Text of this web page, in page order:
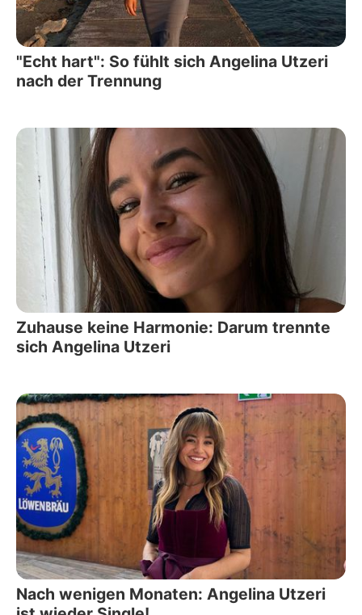
"Echt hart": So fühlt sich Angelina Utzeri
nach der Trennung
Zuhause keine Harmonie: Darum trennte
sich Angelina Utzeri
Nach wenigen Monaten: Angelina Utzeri